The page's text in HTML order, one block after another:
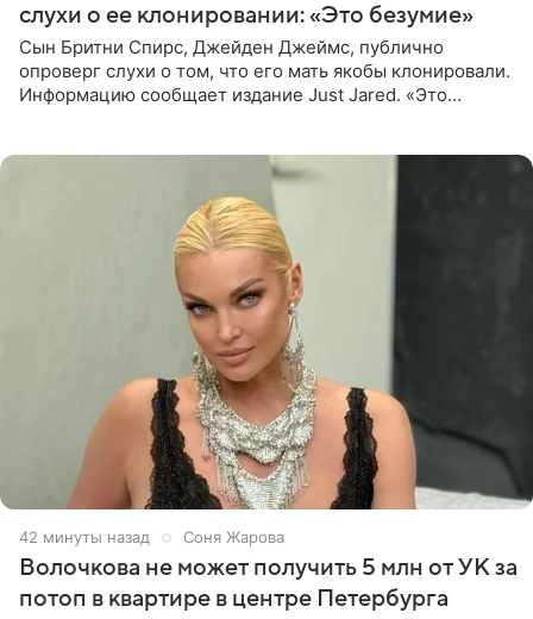
слухи о ее клонировании: «Это безумие»
Сын Бритни Спирс, Джейден Джеймс, публично
опроверг слухи о том, что его мать якобы клонировали.
Информацию сообщает издание Just Jared. «Это
43 минуты назад Соня Жарова
Волочкова не может получить 5 млн от УК за
потоп в квартире в центре Петербурга